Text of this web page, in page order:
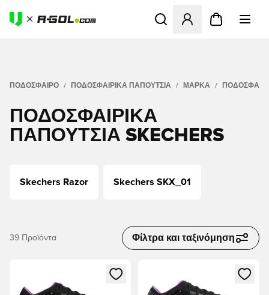
Ανοίγει ένα Modal για να
ΠΟΔΟΣΦΑΙΡΟ ΠΟΔΟΣΦΑΙΡΙΚΆ ΠΑΠΟΎΤΣΙΑ ΜΆΡΚΑ
ΠΟΔΟΣΦΑΙΡΙΚΆ
ΠΑΠΟΎΤΣΙΑ SKECHERS
Skechers Razor Skechers SKX_01
39 Προϊόντα Φίλτρα και ταξινόμηση
Ανοίγει ένα Modal για να συνδεθείτε ή να εγγραφείτε ως
Ανοίγει ένα Modal για να